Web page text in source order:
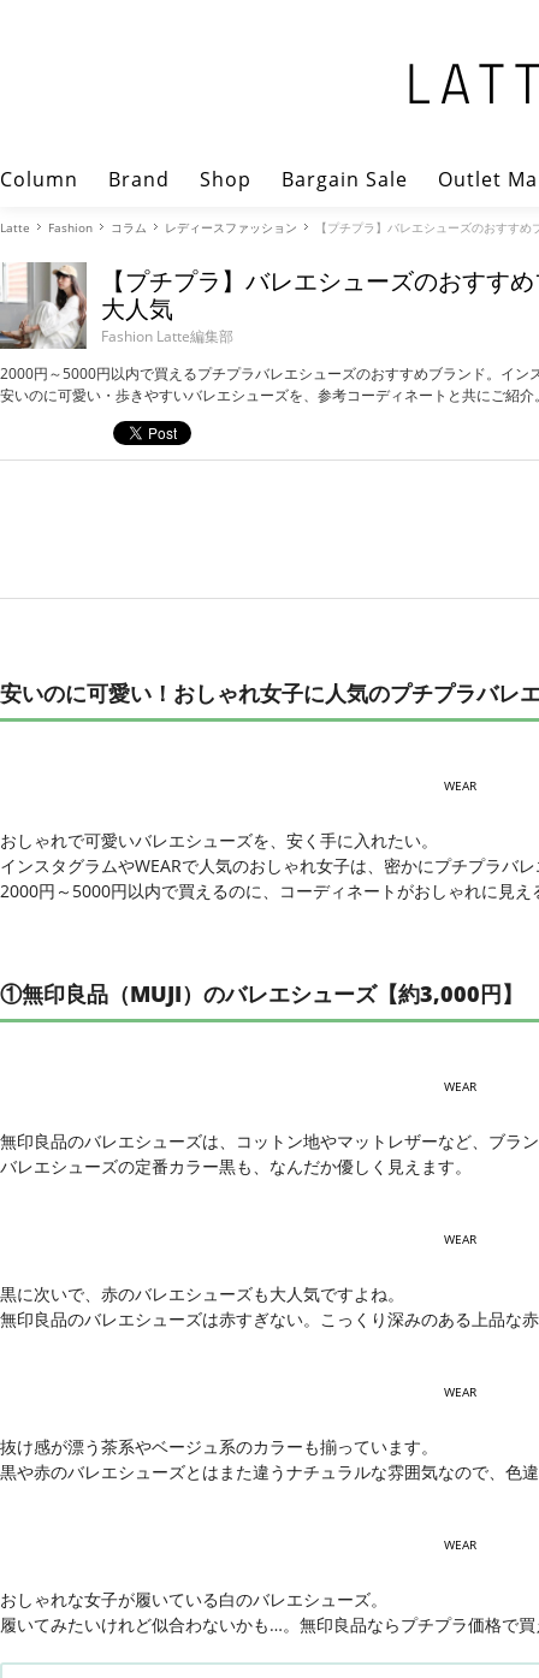
Column Brand Shop Bargain Sale Outlet
Latte Fashion コラム レディースファッション 【プチプラ】バレエシューズのおすす
【プチプラ】バレエシューズのおすす
大人気
Fashion Latte編集部
2000円～5000円以内で買えるプチプラバレエシューズのおすすめブランド。イン
安いのに可愛い・歩きやすいバレエシューズを、参考コーディネートと共にご紹
安いのに可愛い！おしゃれ女子に人気のプチプラバレ
WEAR
おしゃれで可愛いバレエシューズを、安く手に入れたい。
インスタグラムやWEARで人気のおしゃれ女子は、密かにプチプラバ
2000円～5000円以内で買えるのに、コーディネートがおしゃれに見
①無印良品（MUJI）のバレエシューズ【約3,000円】
WEAR
無印良品のバレエシューズは、コットン地やマットレザーなど、ブラ
バレエシューズの定番カラー黒も、なんだか優しく見えます。
WEAR
黒に次いで、赤のバレエシューズも大人気ですよね。
無印良品のバレエシューズは赤すぎない。こっくり深みのある上品な
WEAR
抜け感が漂う茶系やベージュ系のカラーも揃っています。
黒や赤のバレエシューズとはまた違うナチュラルな雰囲気なので、色
WEAR
おしゃれな女子が履いている白のバレエシューズ。
履いてみたいけれど似合わないかも…。無印良品ならプチプラ価格で